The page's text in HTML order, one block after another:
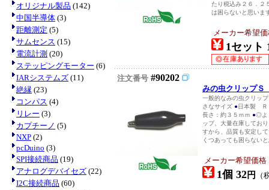
オリジナル製品 (142)
中国半導体 (3)
距離測定 (5)
サムセンス (15)
電流計測 (20)
ステッピングモーター (6)
IARシステムズ (11)
絶縁 (23)
コンパス (4)
リレー (3)
カプチーノ (5)
NXP (2)
pcDuino (3)
SPI接続商品 (19)
アナログデバイセズ (22)
I2C接続商品 (60)
たり税込み２６．２
は困らないと思いま
メーカー希望
1セット
注文番号 #90202
みの虫クリップＳ
一般的なみの虫クリッ
さなサイズ ●日本製 Ｒ
長さ：約３５ｍｍ ●◎よ
ップ、大量在庫してお
すから、品質も安定し
くつあっても困らない
メーカー希望価
1個 32円 （